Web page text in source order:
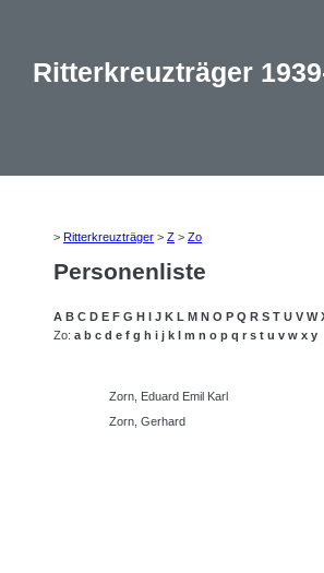
Ritterkreuzträger
> Ritterkreuzträger > Z > Zo
Personenliste
A B C D E F G H I J K L M N O P Q R S T U V W
Zo: a b c d e f g h i j k l m n o p q r s t u v w x y
Zorn, Eduard Emil Karl
Zorn, Gerhard